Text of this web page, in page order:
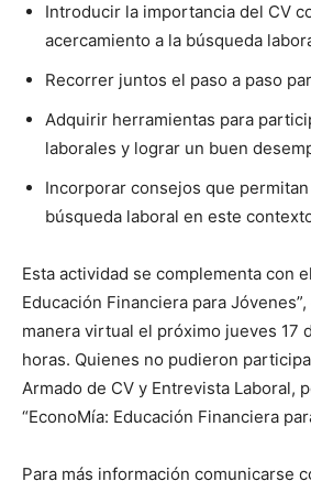
Introducir la importancia del CV
acercamiento a la búsqueda
Recorrer juntos el paso a paso
Adquirir herramientas para
laborales y lograr un buen
Incorporar consejos que
búsqueda laboral en este
Esta actividad se complementa con
Educación Financiera para
manera virtual el próximo jueves 17
horas. Quienes no pudieron
Armado de CV y Entrevista Laboral,
“EconoMía: Educación Financiera
Para más información comunicarse